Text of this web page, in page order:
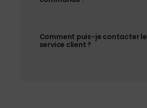
Comment puis-je contacter le
service client ?